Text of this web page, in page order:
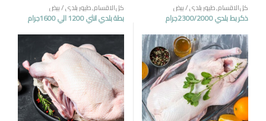
كل الاقسام,طيور بلدي / بيض
ذكر بط بلدي 2300/2000جرام
كل الاقسام,طيور بلدي / بيض
بطة بلدي انثي 1200 الي 1600جرام